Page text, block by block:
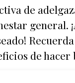
de
general.
de